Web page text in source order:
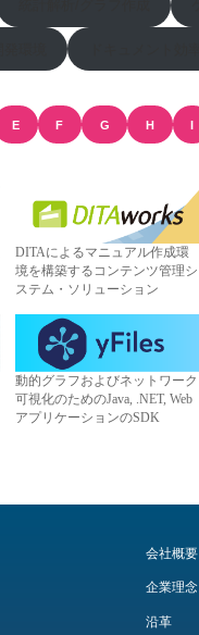
E F G H I
DITAによるマニュアル作成環
境を構築するコンテンツ管理シ
ステム・ソリューション
動的グラフおよびネットワーク
可視化のためのJava, .NET, Web
アプリケーションのSDK
会社概要
企業理念
沿革